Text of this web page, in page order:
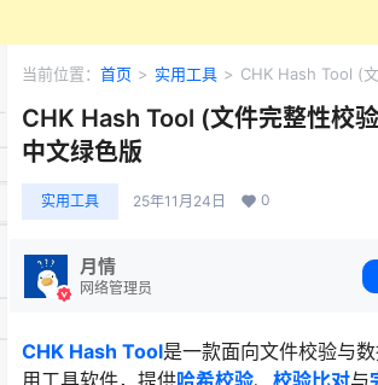
当前位置： 首页 > 实用工具 > CHK Hash Tool (
CHK Hash Tool (文件完整性校
中文绿色版
实用工具 25年11月24日 0
月情
网络管理员
CHK Hash Tool是一款面向文件校验与
用工具软件，提供哈希校验、 校验比对与